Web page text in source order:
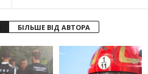
БІЛЬШЕ ВІД АВТОРА